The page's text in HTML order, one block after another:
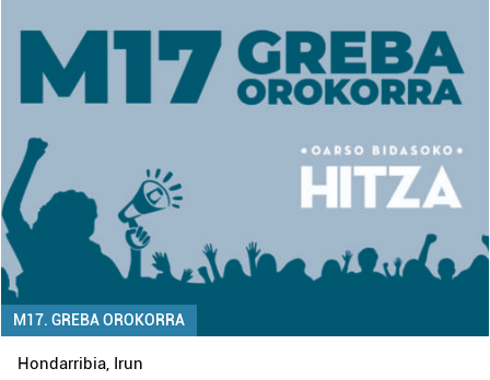
M17. GREBA OROKORRA
Hondarribia, Irun